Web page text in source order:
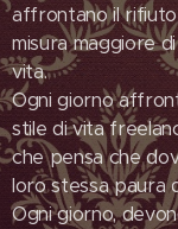
affrontano il
misura maggiore
vita.
Ogni giorno
stile di vita
che pensa che
loro stessa paura
Ogni giorno,